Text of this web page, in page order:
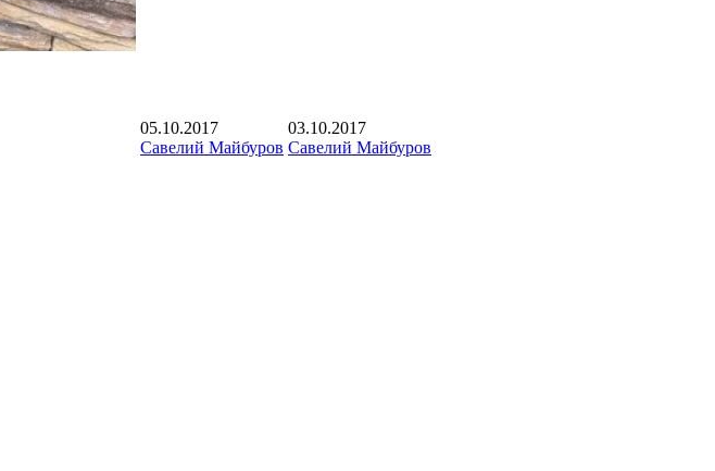
05.10.2017
Савелий Майбуров
03.10.2017
Савелий Майбуров